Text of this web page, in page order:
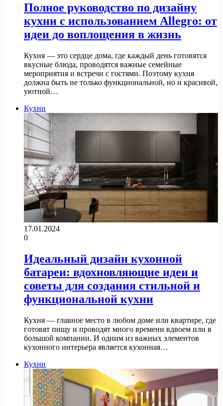
Полное руководство по дизайну
кухни с использованием Allegro: от
идеи до воплощения в жизнь
Кухня — это сердце дома, где каждый день готовятся
вкусные блюда, проводятся важные семейные
мероприятия и встречи с гостями. Поэтому кухня
должна быть не только функциональной, но и красивой,
уютной…
Кухни
17.01.2024
0
Идеальный дизайн кухонной
батареи: вдохновляющие идеи и
советы для создания стильной и
функциональной кухни
Кухня — главное место в любом доме или квартире, где
готовят пищу и проводят много времени вдвоем или в
большой компании. И одним из важных элементов
кухонного интерьера является кухонная…
Кухни